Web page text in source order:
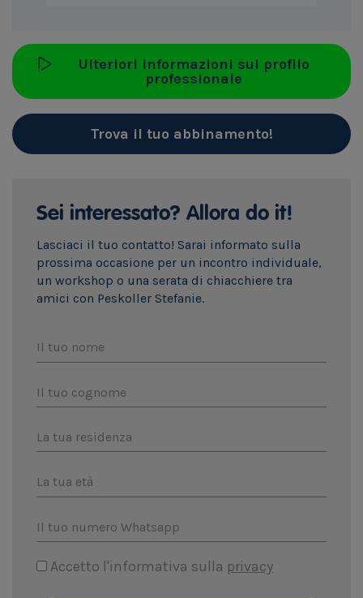
Ulteriori informazioni sul profilo
professionale
Trova il tuo abbinamento!
Sei interessato? Allora do it!
Lasciaci il tuo contatto! Sarai informato sulla
prossima occasione per un incontro individuale,
un workshop o una serata di chiacchiere tra
amici con Peskoller Stefanie.
Il tuo nome
Il tuo cognome
La tua residenza
La tua età
Il tuo numero Whatsapp
Accetto l'informativa sulla privacy